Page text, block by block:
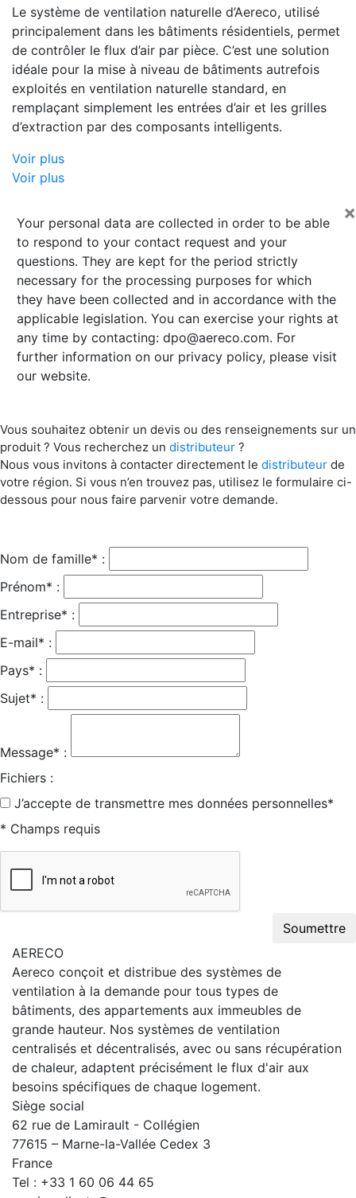
Le système de ventilation naturelle d’Aereco, utilisé
principalement dans les bâtiments résidentiels, permet
de contrôler le flux d’air par pièce. C’est une solution
idéale pour la mise à niveau de bâtiments autrefois
exploités en ventilation naturelle standard, en
remplaçant simplement les entrées d’air et les grilles
d’extraction par des composants intelligents.
Voir plus
Voir plus
×
Your personal data are collected in order to be able
to respond to your contact request and your
questions. They are kept for the period strictly
necessary for the processing purposes for which
they have been collected and in accordance with the
applicable legislation. You can exercise your rights at
any time by contacting: dpo@aereco.com. For
further information on our privacy policy, please visit
our website.
Vous souhaitez obtenir un devis ou des renseignements sur un
produit ? Vous recherchez un distributeur ?
Nous vous invitons à contacter directement le distributeur de
votre région. Si vous n’en trouvez pas, utilisez le formulaire ci-
dessous pour nous faire parvenir votre demande.
Nom de famille* :
Prénom* :
Entreprise* :
E-mail* :
Pays* :
Sujet* :
Message* :
Fichiers :
J’accepte de transmettre mes données personnelles*
* Champs requis
Soumettre
AERECO
Aereco conçoit et distribue des systèmes de
ventilation à la demande pour tous types de
bâtiments, des appartements aux immeubles de
grande hauteur. Nos systèmes de ventilation
centralisés et décentralisés, avec ou sans récupération
de chaleur, adaptent précisément le flux d'air aux
besoins spécifiques de chaque logement.
Siège social
62 rue de Lamirault - Collégien
77615 – Marne-la-Vallée Cedex 3
France
Tel : +33 1 60 06 44 65